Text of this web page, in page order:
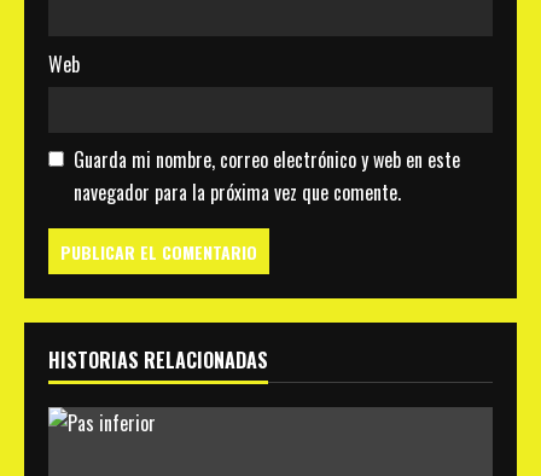
Web
Guarda mi nombre, correo electrónico y web en este
navegador para la próxima vez que comente.
HISTORIAS RELACIONADAS